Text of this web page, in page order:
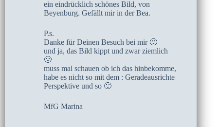
ein eindrücklich schönes Bild, von
Beyenburg. Gefällt mir in der Bea.
P.s.
Danke für Deinen Besuch bei mir 🙂
und ja, das Bild kippt und zwar ziemlich
🙁
muss mal schauen ob ich das hinbekomme,
habe es nicht so mit dem : Geradeausrichte
Perspektive und so 🙂
MfG Marina